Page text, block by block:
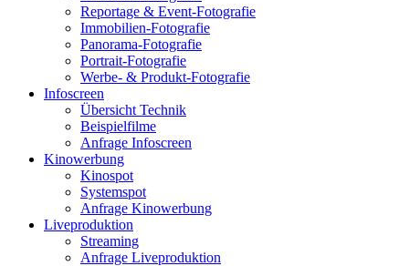
Reportage & Event-Fotografie
Immobilien-Fotografie
Panorama-Fotografie
Portrait-Fotografie
Werbe- & Produkt-Fotografie
Infoscreen
Übersicht Technik
Beispielfilme
Anfrage Infoscreen
Kinowerbung
Kinospot
Systemspot
Anfrage Kinowerbung
Liveproduktion
Streaming
Anfrage Liveproduktion